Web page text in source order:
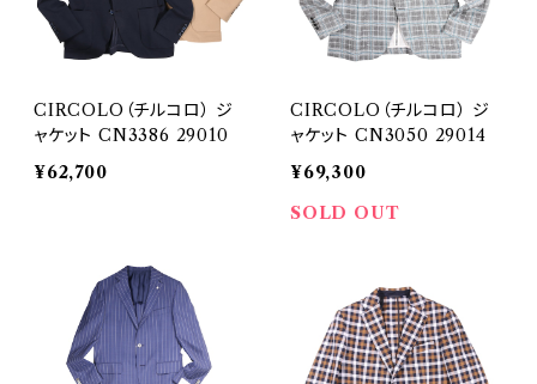
CIRCOLO（チルコロ） ジ
ャケット CN3386 29010
¥62,700
CIRCOLO（チルコロ） ジ
ャケット CN3050 29014
¥69,300
SOLD OUT